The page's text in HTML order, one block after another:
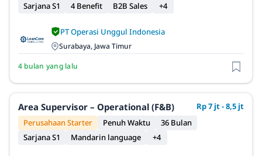
Sarjana S1
4 Benefit B2B Sales +4
PT Operasi Unggul Indonesia
Surabaya, Jawa Timur
4 bulan yang lalu
Area Supervisor – Operational (F&B)
Rp 7 jt - 8,5 jt
Perusahaan Starter
Penuh Waktu
36 Bulan
Sarjana S1
Mandarin language +4